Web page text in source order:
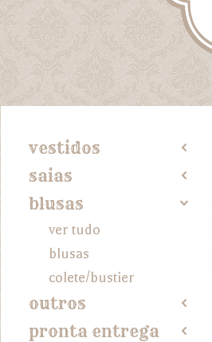
vestidos 2
saias 2
blusas 4
ver tudo
blusas
colete/bustier
outros 2
pronta entrega 2